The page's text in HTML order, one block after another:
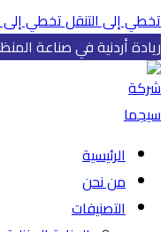
تخطي إلى التنقلتخطي إلى
ريادة أردنية في صناعة
الرئيسية
من نحن
التصنيفات